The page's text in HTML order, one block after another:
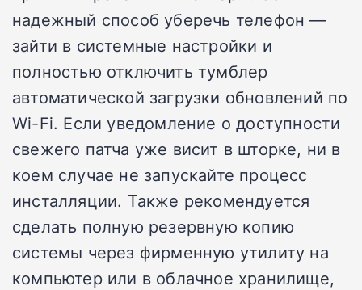
надежный способ уберечь телефон —
зайти в системные настройки и
полностью отключить тумблер
автоматической загрузки обновлений по
Wi-Fi. Если уведомление о доступности
свежего патча уже висит в шторке, ни в
коем случае не запускайте процесс
инсталляции. Также рекомендуется
сделать полную резервную копию
системы через фирменную утилиту на
компьютер или в облачное хранилище,